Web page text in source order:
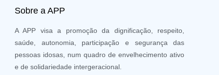
Sobre a APP
A APP visa a promoção da dignificação, respeito,
saúde, autonomia, participação e segurança das
pessoas idosas, num quadro de envelhecimento ativo
e de solidariedade intergeracional.